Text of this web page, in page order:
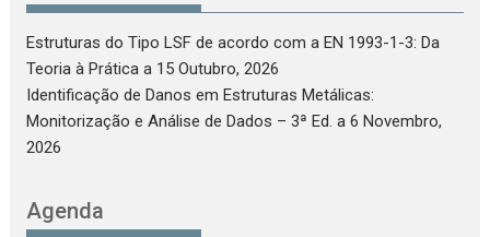
Estruturas do Tipo LSF de acordo com a EN 1993-1-3: Da
Teoria à Prática a 15 Outubro, 2026
Identificação de Danos em Estruturas Metálicas:
Monitorização e Análise de Dados – 3ª Ed. a 6 Novembro,
2026
Agenda